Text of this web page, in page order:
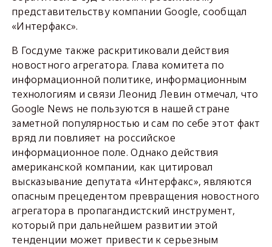
представительству компании Google, сообщал
«Интерфакс».
В Госдуме также раскритиковали действия
новостного агрегатора. Глава комитета по
информационной политике, информационным
технологиям и связи Леонид Левин отмечал, что
Google News не пользуются в нашей стране
заметной популярностью и сам по себе этот факт
вряд ли повлияет на российское
информационное поле. Однако действия
американской компании, как цитировал
высказывание депутата «Интерфакс», являются
опасным прецедентом превращения новостного
агрегатора в пропагандистский инструмент,
который при дальнейшем развитии этой
тенденции может привести к серьезным